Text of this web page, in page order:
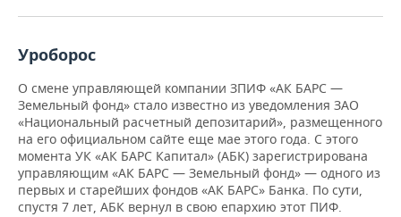
Уроборос
О смене управляющей компании ЗПИФ «АК БАРС —
Земельный фонд» стало известно из уведомления ЗАО
«Национальный расчетный депозитарий», размещенного
на его официальном сайте еще мае этого года. С этого
момента УК «АК БАРС Капитал» (АБК) зарегистрирована
управляющим «АК БАРС — Земельный фонд» — одного из
первых и старейших фондов «АК БАРС» Банка. По сути,
спустя 7 лет, АБК вернул в свою епархию этот ПИФ.